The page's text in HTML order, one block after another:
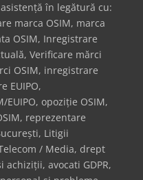
asistență în legătură cu:
marca OSIM, marca
OSIM, Inregistrare
Verificare mărci
OSIM, inregistrare
EUIPO,
opoziție OSIM,
reprezentare
Litigii
/ Media, drept
avocati GDPR,